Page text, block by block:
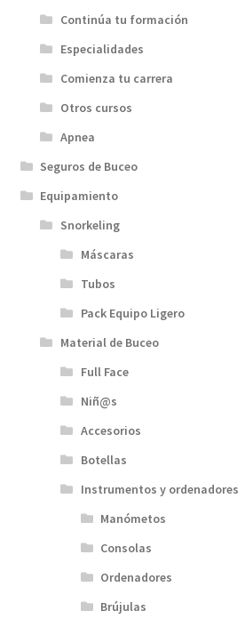
Continúa tu formación
Especialidades
Comienza tu carrera
Otros cursos
Apnea
Seguros de Buceo
Equipamiento
Snorkeling
Máscaras
Tubos
Pack Equipo Ligero
Material de Buceo
Full Face
Niñ@s
Accesorios
Botellas
Instrumentos y ordenadores
Manómetos
Consolas
Ordenadores
Brújulas